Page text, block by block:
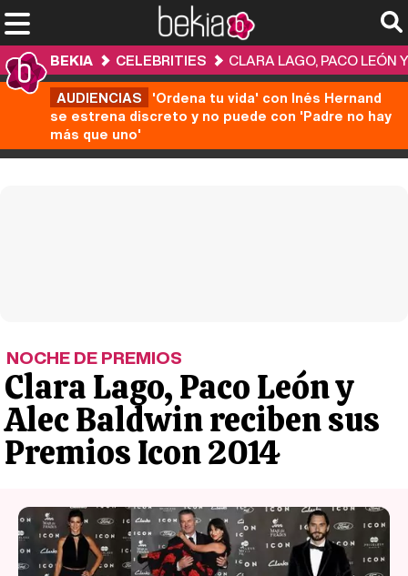
BEKIA CELEBRITIES
CLARA LAGO, PACO LEÓN
AUDIENCIAS 'Ordena tu vida' con Inés Hernand
se estrena discreto y no puede con 'Padre no hay
más que uno'
NOCHE DE PREMIOS
Clara Lago, Paco León y
Alec Baldwin reciben sus
Premios Icon 2014